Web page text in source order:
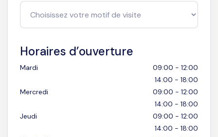
Horaires d’ouverture
Mardi
09:00 - 12:00
14:00 - 18:00
Mercredi
09:00 - 12:00
14:00 - 18:00
Jeudi
09:00 - 12:00
14:00 - 18:00